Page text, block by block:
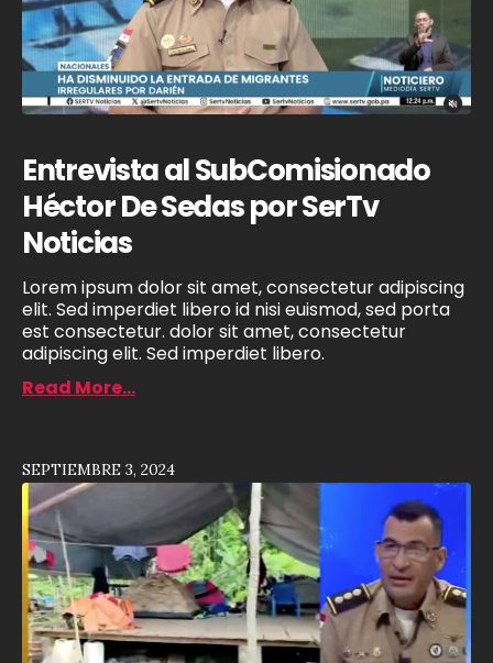
Entrevista al SubComisionado
Héctor De Sedas por ‪SerTv
Noticias‬
Lorem ipsum dolor sit amet, consectetur adipiscing
elit. Sed imperdiet libero id nisi euismod, sed porta
est consectetur. dolor sit amet, consectetur
adipiscing elit. Sed imperdiet libero.
Read More...
SEPTIEMBRE 3, 2024